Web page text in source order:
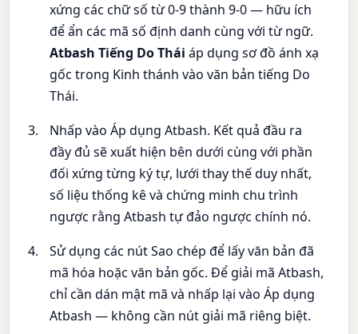
xứng các chữ số từ 0-9 thành 9-0 — hữu ích
để ẩn các mã số định danh cùng với từ ngữ.
Atbash Tiếng Do Thái áp dụng sơ đồ ánh xạ
gốc trong Kinh thánh vào văn bản tiếng Do
Thái.
Nhấp vào Áp dụng Atbash. Kết quả đầu ra
đầy đủ sẽ xuất hiện bên dưới cùng với phần
đối xứng từng ký tự, lưới thay thế duy nhất,
số liệu thống kê và chứng minh chu trình
ngược rằng Atbash tự đảo ngược chính nó.
Sử dụng các nút Sao chép để lấy văn bản đã
mã hóa hoặc văn bản gốc. Để giải mã Atbash,
chỉ cần dán mật mã và nhấp lại vào Áp dụng
Atbash — không cần nút giải mã riêng biệt.